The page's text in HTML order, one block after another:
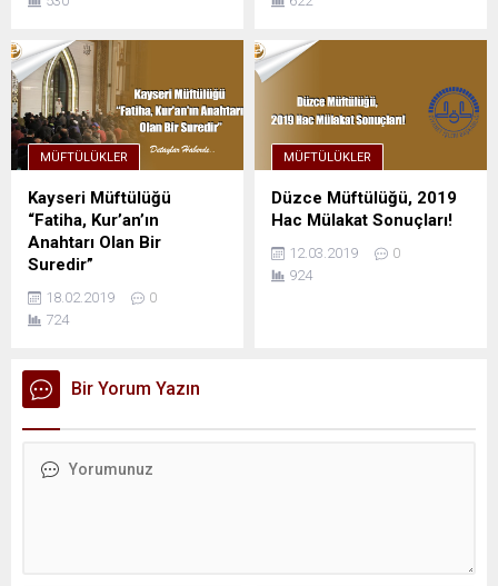
MÜFTÜLÜKLER
Kayseri Müftülüğü
“Fatiha, Kur’an’ın
Anahtarı Olan Bir
Suredir”
18.02.2019
0
724
MÜFTÜLÜKLER
Düzce Müftülüğü, 2019
Hac Mülakat Sonuçları!
12.03.2019
0
924
Bir Yorum Yazın